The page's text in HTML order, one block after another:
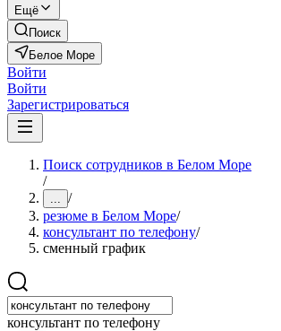
Ещё
Поиск
Белое Море
Войти
Войти
Зарегистрироваться
Поиск сотрудников в Белом Море
/
... /
резюме в Белом Море/
консультант по телефону/
сменный график
консультант по телефону